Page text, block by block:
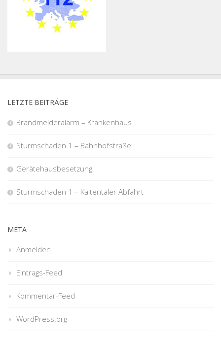
LETZTE BEITRÄGE
Brandmelderalarm – Krankenhaus
Sturmschaden 1 – Bahnhofstraße
Gerätehausbesetzung
Sturmschaden 1 – Kaltentaler Abfahrt
META
Anmelden
Eintrags-Feed
Kommentar-Feed
WordPress.org